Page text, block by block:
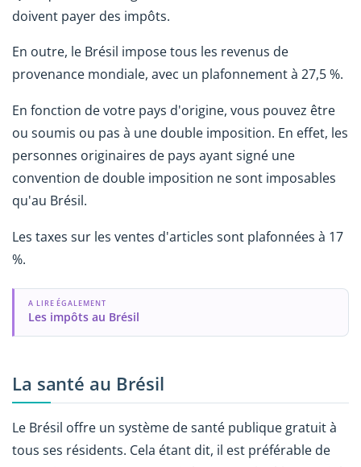
doivent payer des impôts.
En outre, le Brésil impose tous les revenus de
provenance mondiale, avec un plafonnement à 27,5 %.
En fonction de votre pays d'origine, vous pouvez être
ou soumis ou pas à une double imposition. En effet, les
personnes originaires de pays ayant signé une
convention de double imposition ne sont imposables
qu'au Brésil.
Les taxes sur les ventes d'articles sont plafonnées à 17
%.
A LIRE ÉGALEMENT
Les impôts au Brésil
La santé au Brésil
Le Brésil offre un système de santé publique gratuit à
tous ses résidents. Cela étant dit, il est préférable de